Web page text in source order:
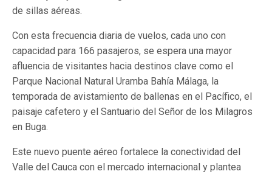
de sillas aéreas.
Con esta frecuencia diaria de vuelos, cada uno con
capacidad para 166 pasajeros, se espera una mayor
afluencia de visitantes hacia destinos clave como el
Parque Nacional Natural Uramba Bahía Málaga, la
temporada de avistamiento de ballenas en el Pacífico, el
paisaje cafetero y el Santuario del Señor de los Milagros
en Buga.
Este nuevo puente aéreo fortalece la conectividad del
Valle del Cauca con el mercado internacional y plantea